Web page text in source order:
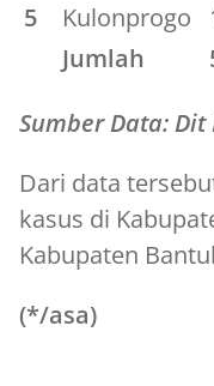
5
Kulonprogo
Jumlah
Sumber Data: Dit
Dari data
kasus di
Kabupaten
(*/asa)